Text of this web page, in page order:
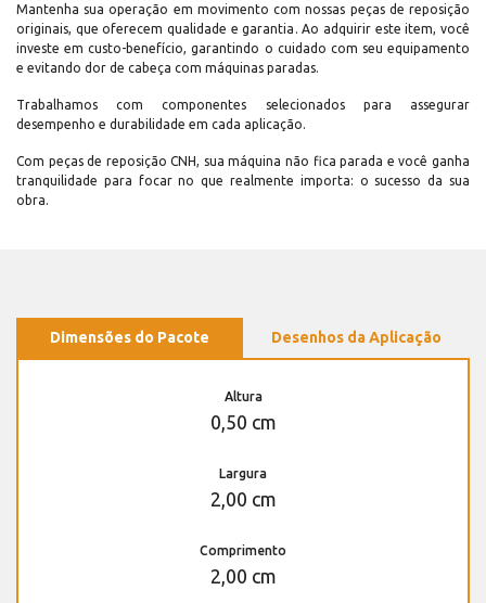
Mantenha sua operação em movimento com nossas peças de reposição
originais, que oferecem qualidade e garantia. Ao adquirir este item, você
investe em custo-benefício, garantindo o cuidado com seu equipamento
e evitando dor de cabeça com máquinas paradas.
Trabalhamos com componentes selecionados para assegurar
desempenho e durabilidade em cada aplicação.
Com peças de reposição CNH, sua máquina não fica parada e você ganha
tranquilidade para focar no que realmente importa: o sucesso da sua
obra.
Dimensões do Pacote Desenhos da Aplicação
Altura
0,50 cm
Largura
2,00 cm
Comprimento
2,00 cm